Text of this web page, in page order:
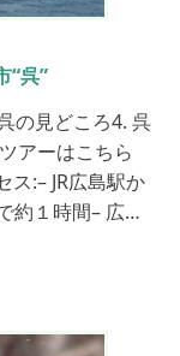
“呉”
の見どころ4. 呉
アーはこちら
ス:– JR広島駅か
約１時間– 広…